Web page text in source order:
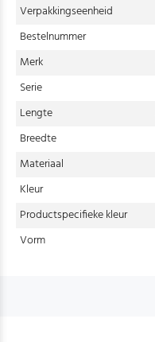
Verpakkingseenheid
Bestelnummer
Merk
Serie
Lengte
Breedte
Materiaal
Kleur
Productspecifieke kleur
Vorm